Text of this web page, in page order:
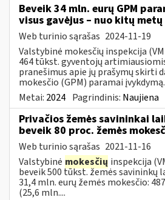
Beveik 34 mln. eurų GPM
visus gavėjus – nuo kitų
Web turinio sąrašas 2024-11-19
Valstybinė mokesčių inspekcija
464 tūkst. gyventojų
pranešimus apie jų prašymų skirti
mokesčio (GPM) paramai
Metai: 2024 Pagrindinis: Naujiena
Privačios žemės savininkai
beveik 80 proc. žemės
Web turinio sąrašas 2021-11-16
Valstybinė mokesčių inspekcija
beveik 500 tūkst. žemės savininkų
31,4 mln. eurų žemės mokesčio:
(25,6 mln....